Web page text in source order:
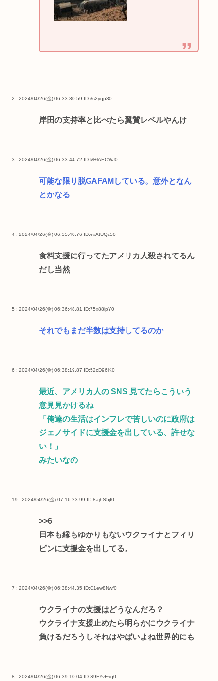
2 : 2024/04/26(金) 06:33:30.59 ID:i/s2yqp30
岸田の支持率と比べたら翼賛レベルやんけ
3 : 2024/04/26(金) 06:33:44.72 ID:M+lAECWJ0
可能な限り脱GAFAMしている。意外となん
とかなる
4 : 2024/04/26(金) 06:35:40.76 ID:exAtUQc50
食料支援に行ってたアメリカ人殺されてるん
だし当然
5 : 2024/04/26(金) 06:36:48.81 ID:75x88ipY0
それでもまだ半数は支持してるのか
6 : 2024/04/26(金) 06:38:19.87 ID:52cD96lK0
最近、アメリカ人の SNS 見てたらこういう
意見見かけるね
「俺達の生活はインフレで苦しいのに政府は
ジェノサイドに支援金を出している、許せな
い！」
みたいなの
19 : 2024/04/26(金) 07:16:23.99 ID:8ajhS5jI0
>>6
日本も縁もゆかりもないウクライナとフィリ
ピンに支援金を出してる。
7 : 2024/04/26(金) 06:38:44.35 ID:C1ew8Nwf0
ウクライナの支援はどうなんだろ？
ウクライナ支援止めたら明らかにウクライナ
負けるだろうしそれはやばいよね世界的にも
8 : 2024/04/26(金) 06:39:10.04 ID:S9FYvEyq0